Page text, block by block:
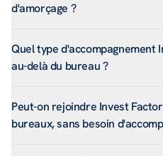
d'amorçage ?
Quel type d'accompagnement
au-delà du bureau ?
Peut-on rejoindre Invest
bureaux, sans besoin